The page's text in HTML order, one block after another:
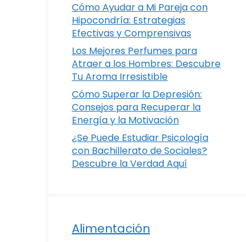
Cómo Ayudar a Mi Pareja con
Hipocondría: Estrategias
Efectivas y Comprensivas
Los Mejores Perfumes para
Atraer a los Hombres: Descubre
Tu Aroma Irresistible
Cómo Superar la Depresión:
Consejos para Recuperar la
Energía y la Motivación
¿Se Puede Estudiar Psicología
con Bachillerato de Sociales?
Descubre la Verdad Aquí
Alimentación